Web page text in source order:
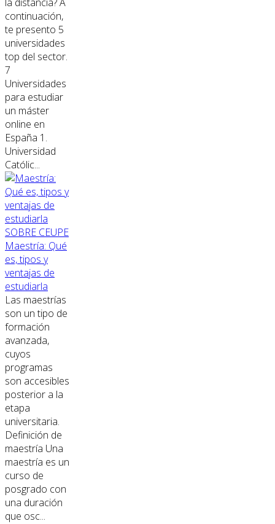
continuación,
te presento 5
universidades
top del sector.
7
Universidades
para estudiar
un máster
online en
España 1.
Universidad
Católic...
SOBRE CEUPE
Maestría: Qué
es, tipos y
ventajas de
estudiarla
Las maestrías
son un tipo de
formación
avanzada,
cuyos
programas
son accesibles
posterior a la
etapa
universitaria.
Definición de
maestría Una
maestría es un
curso de
posgrado con
una duración
que osc...